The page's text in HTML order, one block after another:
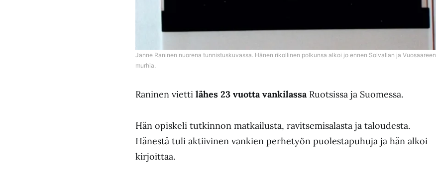
Janne Raninen nuorena tunnistuskuvassa. Hänen rikollinen polkunsa alkoi jo ennen Solvallan ja Vuosaareen
murhia.
Raninen vietti lähes 23 vuotta vankilassaRuotsissa ja Suomessa.
Hän opiskeli tutkinnon matkailusta, ravitsemisalasta ja taloudesta.
Hänestä tuli aktiivinen vankien perhetyön puolestapuhuja ja hän alkoi
kirjoittaa.